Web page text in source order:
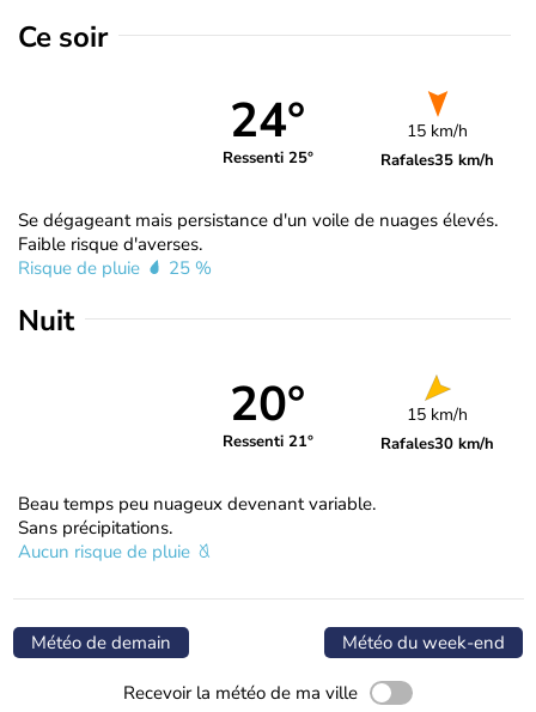
Ce soir
24°
Ressenti 25°
15 km/h
Rafales35 km/h
Se dégageant mais persistance d'un voile de nuages élevés.
Faible risque d'averses.
Risque de pluie
25 %
Nuit
20°
Ressenti 21°
15 km/h
Rafales30 km/h
Beau temps peu nuageux devenant variable.
Sans précipitations.
Aucun risque de pluie
Météo de demain Météo du week-end
Recevoir la météo de ma ville